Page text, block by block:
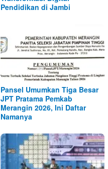
Pendidikan di Jambi
Pansel Umumkan Tiga Besar
JPT Pratama Pemkab
Merangin 2026, Ini Daftar
Namanya